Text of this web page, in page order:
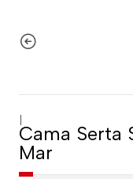
|
Cama Serta
Mar